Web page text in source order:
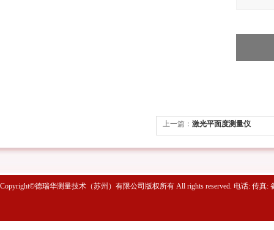
上一篇： 激光平面度测量仪
Copyright©德瑞华测量技术（苏州）有限公司版权所有 All rights reserved. 电话: 传真: